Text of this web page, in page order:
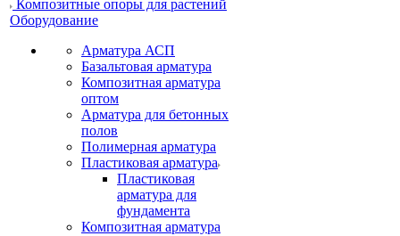
Композитные опоры для растений
Оборудование
Арматура АСП
Базальтовая арматура
Композитная арматура
оптом
Арматура для бетонных
полов
Полимерная арматура
Пластиковая арматура
Пластиковая
арматура для
фундамента
Композитная арматура